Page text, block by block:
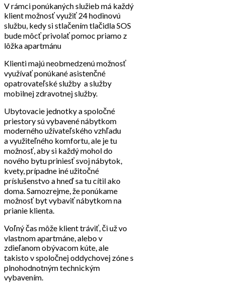
V rámci ponúkaných služieb má každý
klient možnosť využiť 24 hodinovú
službu, kedy si stlačením tlačidla SOS
bude môcť privolať pomoc priamo z
lôžka apartmánu
Klienti majú neobmedzenú možnosť
využívať ponúkané asistenčné
opatrovateľské služby a služby
mobilnej zdravotnej služby.
Ubytovacie jednotky a spoločné
priestory sú vybavené nábytkom
moderného užívateľského vzhľadu
a využiteľného komfortu, ale je tu
možnosť, aby si každý mohol do
nového bytu priniesť svoj nábytok,
kvety, prípadne iné užitočné
príslušenstvo a hneď sa tu cítil ako
doma. Samozrejme, že ponúkame
možnosť byt vybaviť nábytkom na
prianie klienta.
Voľný čas môže klient tráviť, či už vo
vlastnom apartmáne, alebo v
zdieľanom obývacom kúte, ale
takisto v spoločnej oddychovej zóne s
plnohodnotným technickým
vybavením.